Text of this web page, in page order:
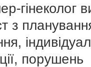
гінеколог
з
порушень